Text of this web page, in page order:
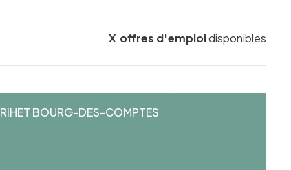
X offres d'emploidisponibles
RIHET BOURG-DES-COMPTES